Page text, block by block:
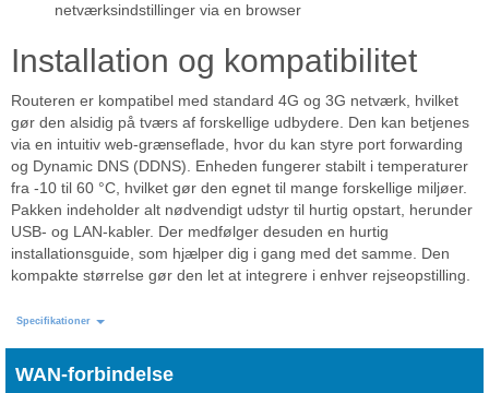
netværksindstillinger via en browser
Installation og kompatibilitet
Routeren er kompatibel med standard 4G og 3G netværk, hvilket
gør den alsidig på tværs af forskellige udbydere. Den kan betjenes
via en intuitiv web-grænseflade, hvor du kan styre port forwarding
og Dynamic DNS (DDNS). Enheden fungerer stabilt i temperaturer
fra -10 til 60 °C, hvilket gør den egnet til mange forskellige miljøer.
Pakken indeholder alt nødvendigt udstyr til hurtig opstart, herunder
USB- og LAN-kabler. Der medfølger desuden en hurtig
installationsguide, som hjælper dig i gang med det samme. Den
kompakte størrelse gør den let at integrere i enhver rejseopstilling.
Specifikationer
WAN-forbindelse